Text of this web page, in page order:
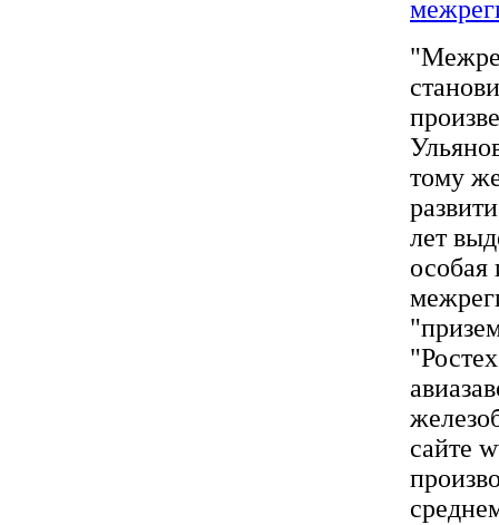
тому
лет
особая
сайте